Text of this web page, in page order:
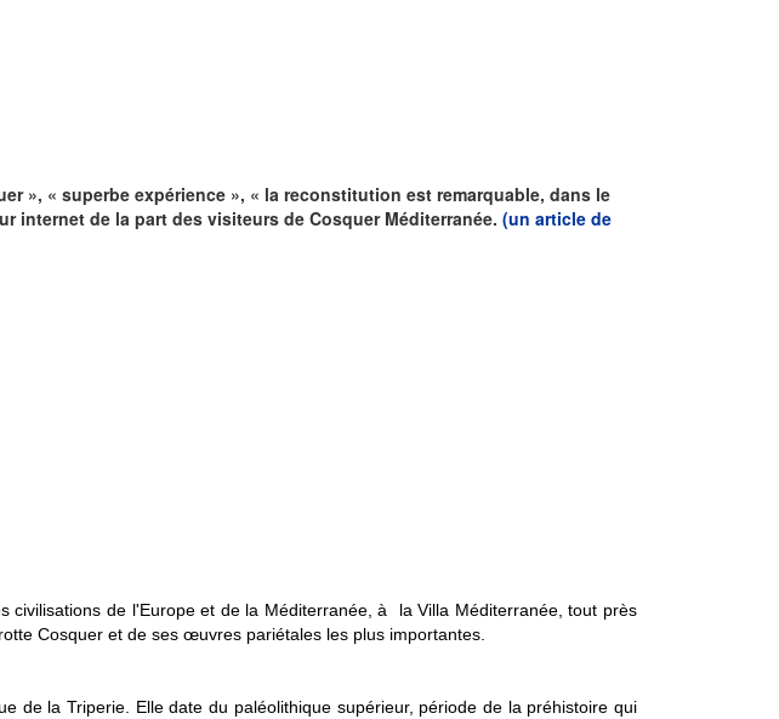
», « superbe expérience », « la reconstitution est remarquable, dans le
internet de la part des visiteurs de Cosquer Méditerranée. (un article de
de l'Europe et de la Méditerranée, à la Villa Méditerranée, tout près
Cosquer et de ses œuvres pariétales les plus importantes.
de la Triperie. Elle date du paléolithique supérieur, période de la préhistoire qui